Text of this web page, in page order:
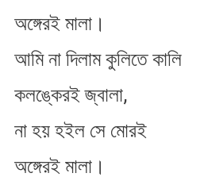
অঙ্গেরই মালা।
আমি না দিলাম কুলিতে কালি
কলঙ্কেরই জ্বালা,
না হয় হইল সে মোরই
অঙ্গেরই মালা।